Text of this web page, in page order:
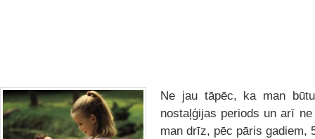
Ne jau tāpēc, ka man
nostaļģijas periods un arī
man drīz, pēc pāris gadiem,